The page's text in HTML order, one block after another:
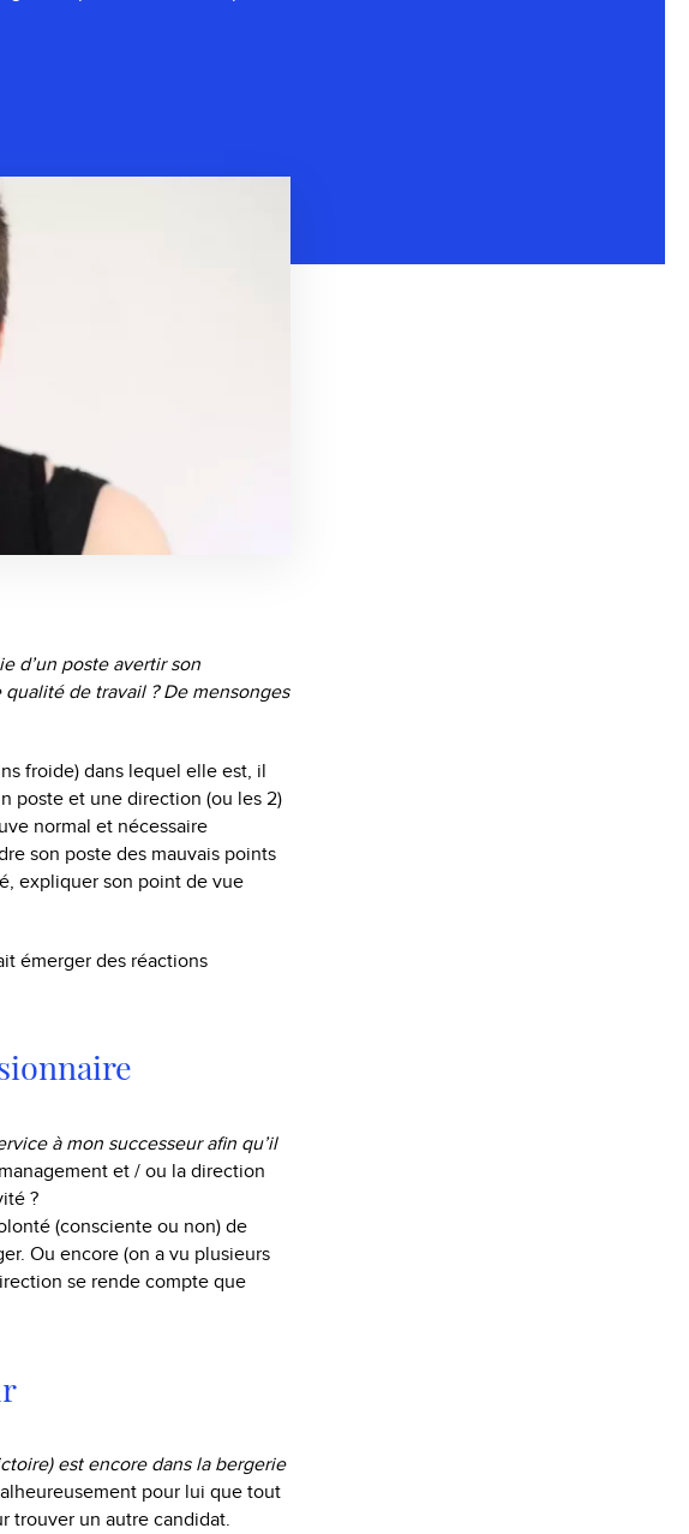
d’un poste avertir son
de travail ? De mensonges
froide) dans lequel elle est, il
poste et une direction (ou les 2)
normal et nécessaire
son poste des mauvais points
expliquer son point de vue
émerger des réactions
à mon successeur afin qu’il
et / ou la direction
?
(consciente ou non) de
Ou encore (on a vu plusieurs
se rende compte que
est encore dans la bergerie
pour lui que tout
trouver un autre candidat.